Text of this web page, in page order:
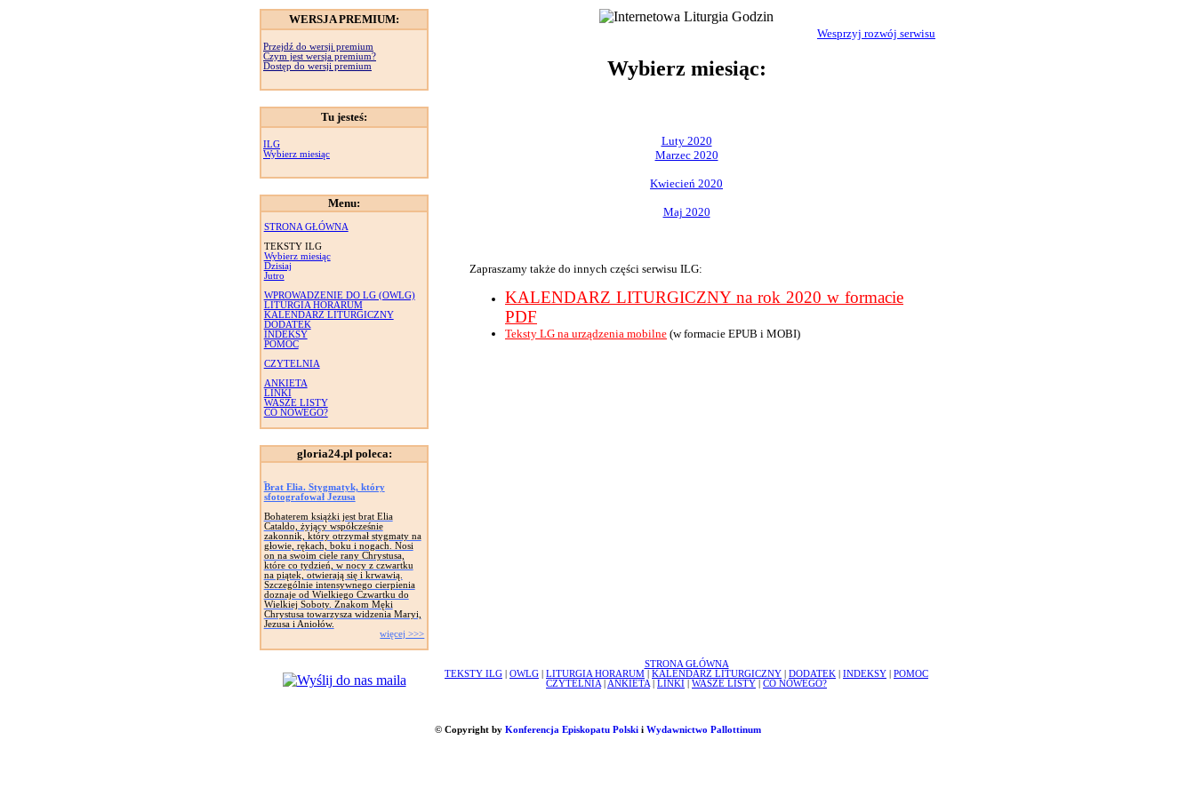
WERSJA PREMIUM:
Przejdź do wersji premium
Czym jest wersja premium?
Dostęp do wersji premium
Tu jesteś:
ILG
Wybierz miesiąc
Menu:
STRONA GŁÓWNA
TEKSTY ILG
Wybierz miesiąc
Dzisiaj
Jutro
WPROWADZENIE DO LG (OWLG)
LITURGIA HORARUM
KALENDARZ LITURGICZNY
DODATEK
INDEKSY
POMOC
CZYTELNIA
ANKIETA
LINKI
WASZE LISTY
CO NOWEGO?
gloria24.pl poleca:
Brat Elia. Stygmatyk, który
sfotografował Jezusa
Bohaterem książki jest brat Elia
Cataldo, żyjący współcześnie
zakonnik, który otrzymał stygmaty na
głowie, rękach, boku i nogach. Nosi
on na swoim ciele rany Chrystusa,
które co tydzień, w nocy z czwartku
na piątek, otwierają się i krwawią.
Szczególnie intensywnego cierpienia
doznaje od Wielkiego Czwartku do
Wielkiej Soboty. Znakom Męki
Chrystusa towarzysza widzenia Maryi,
Jezusa i Aniołów.
więcej >>>
Wesprzyj rozwój serwisu
Wybierz miesiąc:
Luty 2020
Marzec 2020
Kwiecień 2020
Maj 2020
Zapraszamy także do innych części serwisu ILG:
KALENDARZ LITURGICZNY na rok 2020 w formacie
PDF
Teksty LG na urządzenia mobilne (w formacie EPUB i MOBI)
STRONA GŁÓWNA
TEKSTY ILG
OWLG LITURGIA HORARUM KALENDARZ LITURGICZNY DODATEK INDEKSY
POMOC
CZYTELNIA
ANKIETA LINKI WASZE LISTY CO NOWEGO?
© Copyright by Konferencja Episkopatu Polskii Wydawnictwo Pallottinum